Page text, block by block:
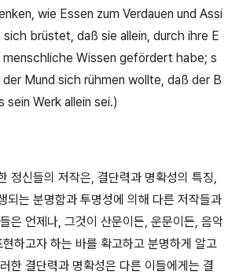
wie Essen zum Verdauen und Assi
sich brüstet, daß sie allein, durch ihre E
Wissen gefördert habe; s
Mund sich rühmen wollte, daß der B
Werk allein sei.)
정신들의 저작은, 결단력과 명확성의 특징,
되는 분명함과 투명성에 의해 다른 저작들과
은 언제나, 그것이 산문이든, 운문이든, 음악
하고자 하는 바를 확고하고 분명하게 알고
한 결단력과 명확성은 다른 이들에게는 결